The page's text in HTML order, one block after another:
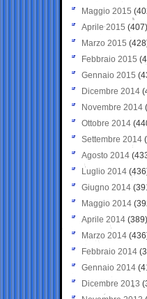
Maggio 2015
Aprile 2015 (407)
Marzo 2015
Febbraio 2015
Gennaio 2015
Dicembre 2014
Novembre 2014
Ottobre 2014
Settembre 2014
Agosto 2014
Luglio 2014
Giugno 2014
Maggio 2014
Aprile 2014 (389)
Marzo 2014
Febbraio 2014
Gennaio 2014
Dicembre 2013